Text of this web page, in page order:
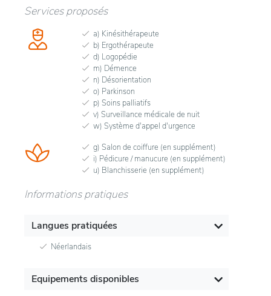
Services proposés
a) Kinésithérapeute
b) Ergothérapeute
d) Logopédie
m) Démence
n) Désorientation
o) Parkinson
p) Soins palliatifs
v) Surveillance médicale de nuit
w) Système d'appel d'urgence
g) Salon de coiffure (en supplément)
i) Pédicure / manucure (en supplément)
u) Blanchisserie (en supplément)
Informations pratiques
Langues pratiquées
Néerlandais
Equipements disponibles